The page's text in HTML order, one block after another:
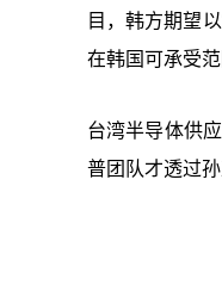
目，韩方期望
在韩国可承受范
台湾半导体供
普团队才透过